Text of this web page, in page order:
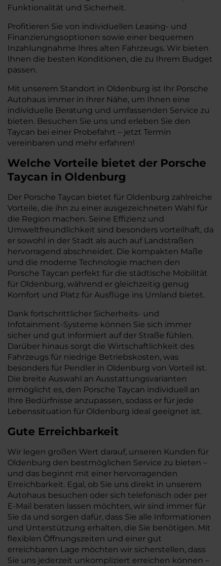
Funktionalität und Sicherheit.
Profitieren Sie von individuellen Leasing- und
Finanzierungsoptionen sowie einer bequemen
Inzahlungnahme Ihres alten Fahrzeugs. Wir bieten
Ihnen die besten Konditionen, die zu Ihrem Budget
passen.
Mit unserem Standort in Oldenburg ist Ihr Porsche
Autohaus immer in Ihrer Nähe, um Ihnen eine
individuelle Beratung und umfassenden Service zu
bieten. Besuchen Sie uns und erleben Sie den
Taycan bei einer Probefahrt – jetzt Termin
vereinbaren und mehr erfahren!
Welche Vorteile bietet der Porsche
Taycan in Oldenburg
Der Porsche Taycan bietet für Oldenburg zahlreiche
Vorteile, die ihn zu einer ausgezeichneten Wahl für
die Region machen. Seine Effizienz und
Umweltfreundlichkeit sind besonders vorteilhaft, da
er sowohl in der Stadt als auch auf Landstraßen
hervorragend abschneidet. Die kompakten Maße
und die moderne Technologie machen den
Porsche Taycan perfekt für die städtische Mobilität
für Oldenburg, während er gleichzeitig genug
Komfort und Platz für Ausflüge ins Umland bietet.
Dank fortschrittlicher Sicherheits- und
Infotainment-Systeme können Sie sich immer
sicher und gut informiert auf der Straße fühlen.
Darüber hinaus sorgt die Wirtschaftlichkeit des
Fahrzeugs für niedrige Betriebskosten, was
besonders für Pendler in Oldenburg von Vorteil ist.
Die breite Auswahl an Ausstattungsvarianten
ermöglicht es, den Porsche Taycan individuell an
Ihre Bedürfnisse anzupassen, sodass er für jede
Lebenssituation für Oldenburg ideal geeignet ist.
Gute Erreichbarkeit
Wir legen großen Wert darauf, unseren Kunden für
Oldenburg den bestmöglichen Service zu bieten –
und das beginnt mit einer hervorragenden
Erreichbarkeit. Egal, ob Sie uns direkt in unserem
Autohaus besuchen oder sich telefonisch oder per
E-Mail beraten lassen möchten, wir sind immer für
Sie da und sorgen dafür, dass Sie alle Informationen
und Unterstützung erhalten, die Sie benötigen. Mit
flexiblen Öffnungszeiten und einer gut
erreichbaren Lage möchten wir sicherstellen, dass
Sie uns jederzeit unkompliziert erreichen können –